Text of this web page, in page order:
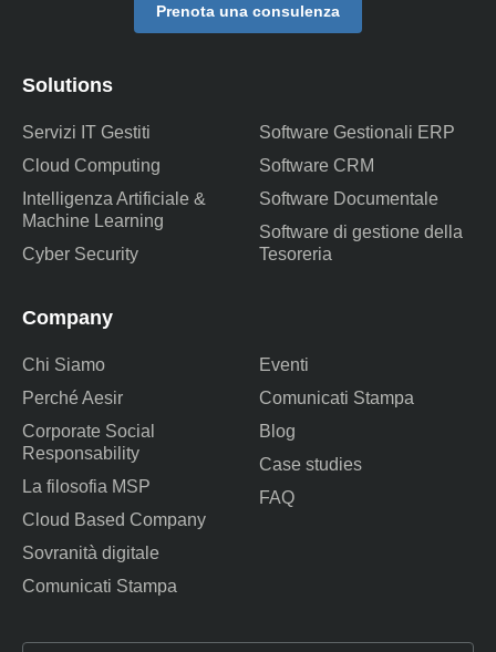
Solutions
Servizi IT Gestiti
Cloud Computing
Intelligenza Artificiale &
Machine Learning
Cyber Security
Software Gestionali ERP
Software CRM
Software Documentale
Software di gestione della
Tesoreria
Company
Chi Siamo
Perché Aesir
Corporate Social
Responsability
La filosofia MSP
Cloud Based Company
Sovranità digitale
Comunicati Stampa
Eventi
Comunicati Stampa
Blog
Case studies
FAQ
Prenota una consulenza